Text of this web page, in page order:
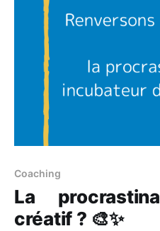
construit
Coaching
La
créatif ? 🎨✨